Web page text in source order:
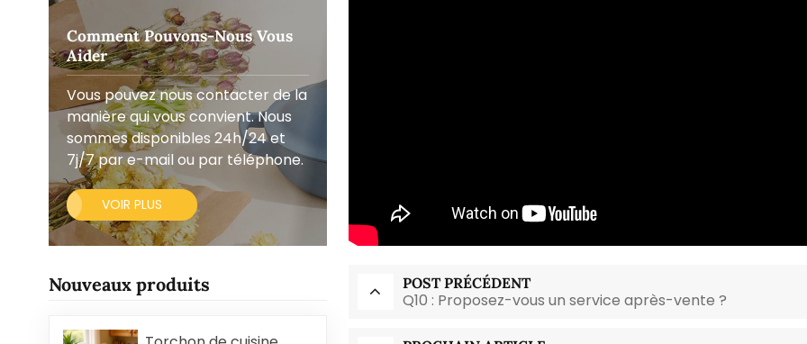
Comment Pouvons-Nous Vous
Aider
Vous pouvez nous contacter de la
manière qui vous convient. Nous
sommes disponibles 24h/24 et
7j/7 par e-mail ou par téléphone.
VOIR PLUS
Nouveaux produits POST PRÉCÉDENT
Q10 : Proposez-vous un service après-vente ?